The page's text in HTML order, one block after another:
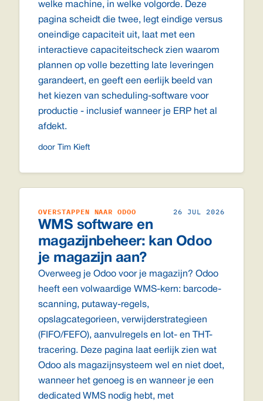
welke machine, in welke volgorde. Deze
pagina scheidt die twee, legt eindige versus
oneindige capaciteit uit, laat met een
interactieve capaciteitscheck zien waarom
plannen op volle bezetting late leveringen
garandeert, en geeft een eerlijk beeld van
het kiezen van scheduling-software voor
productie - inclusief wanneer je ERP het al
afdekt.
door Tim Kieft
OVERSTAPPEN NAAR ODOO 26 JUL 2026
WMS software en
magazijnbeheer: kan Odoo
je magazijn aan?
Overweeg je Odoo voor je magazijn? Odoo
heeft een volwaardige WMS-kern: barcode-
scanning, putaway-regels,
opslagcategorieen, verwijderstrategieen
(FIFO/FEFO), aanvulregels en lot- en THT-
tracering. Deze pagina laat eerlijk zien wat
Odoo als magazijnsysteem wel en niet doet,
wanneer het genoeg is en wanneer je een
dedicated WMS nodig hebt, met